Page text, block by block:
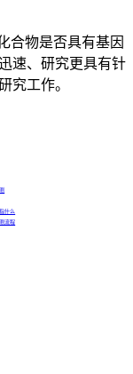
物是否具有基因
速、研究更具有针
究工作。
什么
流程